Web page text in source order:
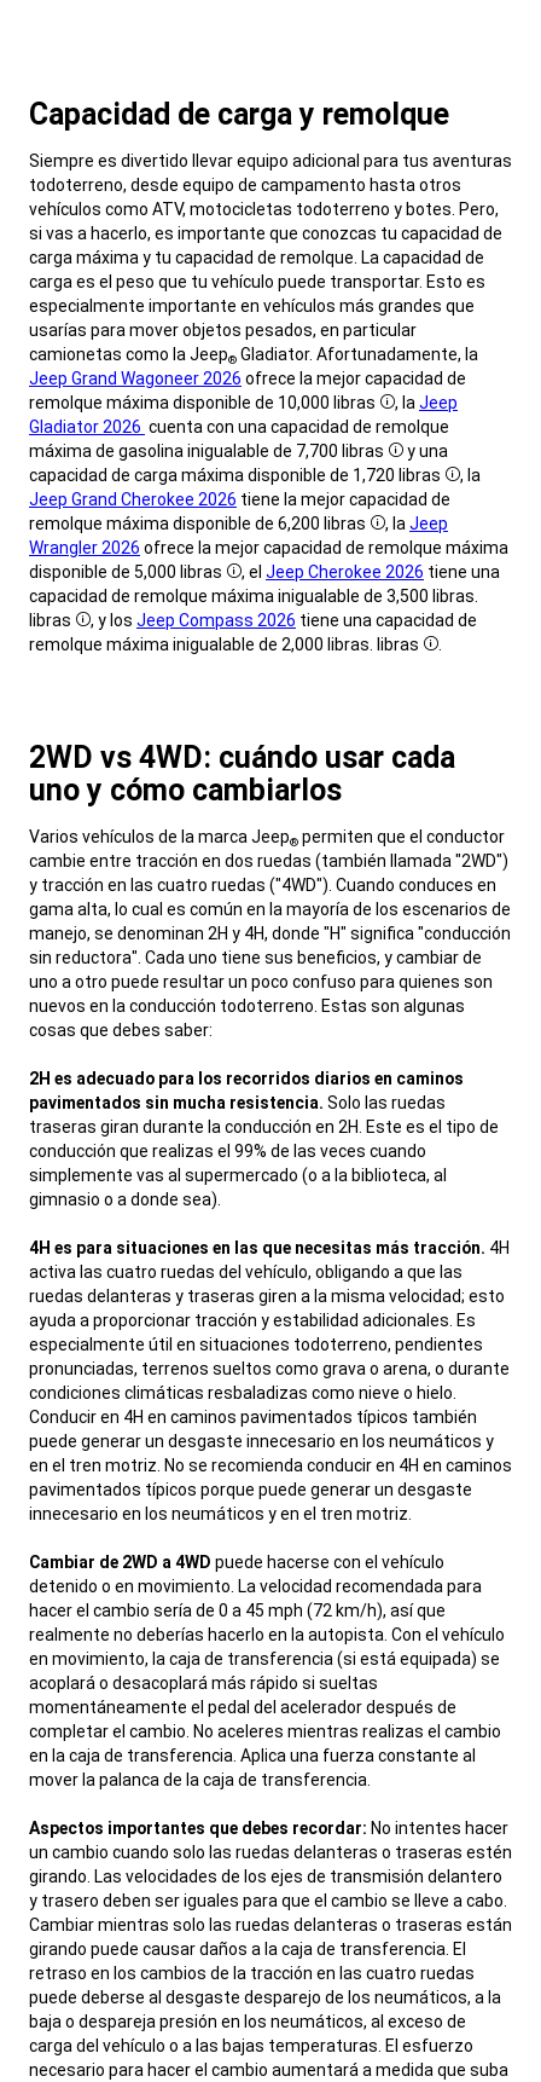
Capacidad de carga y remolque
Siempre es divertido llevar equipo adicional para tus aventuras
todoterreno, desde equipo de campamento hasta otros
vehículos como ATV, motocicletas todoterreno y botes. Pero,
si vas a hacerlo, es importante que conozcas tu capacidad de
carga máxima y tu capacidad de remolque. La capacidad de
carga es el peso que tu vehículo puede transportar. Esto es
especialmente importante en vehículos más grandes que
usarías para mover objetos pesados, en particular
camionetas como la Jeep® Gladiator. Afortunadamente, la
Jeep Grand Wagoneer 2026 ofrece la mejor capacidad de
remolque máxima disponible de 10,000 libras Disclosure
, laJeep
Gladiator 2026 cuenta con una capacidad de remolque
máxima de gasolina inigualable de 7,700 libras Disclosure
y una
capacidad de carga máxima disponible de 1,720 libras Disclosure
, la
Jeep Grand Cherokee 2026 tiene la mejor capacidad de
remolque máxima disponible de 6,200 libras Disclosure
, laJeep
Wrangler 2026 ofrece la mejor capacidad de remolque máxima
disponible de 5,000 libras Disclosure
, el Jeep Cherokee 2026 tiene una
capacidad de remolque máxima inigualable de 3,500 libras.
libras Disclosure
, y los Jeep Compass 2026 tiene una capacidad de
remolque máxima inigualable de 2,000 libras. libras Disclosure
.
2WD vs 4WD: cuándo usar cada
uno y cómo cambiarlos
Varios vehículos de la marca Jeep® permiten que el conductor
cambie entre tracción en dos ruedas (también llamada "2WD")
y tracción en las cuatro ruedas ("4WD"). Cuando conduces en
gama alta, lo cual es común en la mayoría de los escenarios de
manejo, se denominan 2H y 4H, donde "H" significa "conducción
sin reductora". Cada uno tiene sus beneficios, y cambiar de
uno a otro puede resultar un poco confuso para quienes son
nuevos en la conducción todoterreno. Estas son algunas
cosas que debes saber:
2H es adecuado para los recorridos diarios en caminos
pavimentados sin mucha resistencia. Solo las ruedas
traseras giran durante la conducción en 2H. Este es el tipo de
conducción que realizas el 99% de las veces cuando
simplemente vas al supermercado (o a la biblioteca, al
gimnasio o a donde sea).
4H es para situaciones en las que necesitas más tracción. 4H
activa las cuatro ruedas del vehículo, obligando a que las
ruedas delanteras y traseras giren a la misma velocidad; esto
ayuda a proporcionar tracción y estabilidad adicionales. Es
especialmente útil en situaciones todoterreno, pendientes
pronunciadas, terrenos sueltos como grava o arena, o durante
condiciones climáticas resbaladizas como nieve o hielo.
Conducir en 4H en caminos pavimentados típicos también
puede generar un desgaste innecesario en los neumáticos y
en el tren motriz. No se recomienda conducir en 4H en caminos
pavimentados típicos porque puede generar un desgaste
innecesario en los neumáticos y en el tren motriz.
Cambiar de 2WD a 4WD puede hacerse con el vehículo
detenido o en movimiento. La velocidad recomendada para
hacer el cambio sería de 0 a 45 mph (72 km/h), así que
realmente no deberías hacerlo en la autopista. Con el vehículo
en movimiento, la caja de transferencia (si está equipada) se
acoplará o desacoplará más rápido si sueltas
momentáneamente el pedal del acelerador después de
completar el cambio. No aceleres mientras realizas el cambio
en la caja de transferencia. Aplica una fuerza constante al
mover la palanca de la caja de transferencia.
Aspectos importantes que debes recordar: No intentes hacer
un cambio cuando solo las ruedas delanteras o traseras estén
girando. Las velocidades de los ejes de transmisión delantero
y trasero deben ser iguales para que el cambio se lleve a cabo.
Cambiar mientras solo las ruedas delanteras o traseras están
girando puede causar daños a la caja de transferencia. El
retraso en los cambios de la tracción en las cuatro ruedas
puede deberse al desgaste desparejo de los neumáticos, a la
baja o despareja presión en los neumáticos, al exceso de
carga del vehículo o a las bajas temperaturas. El esfuerzo
necesario para hacer el cambio aumentará a medida que suba